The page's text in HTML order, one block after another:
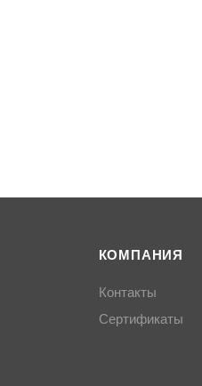
КОМПАНИЯ
Контакты
Сертификаты